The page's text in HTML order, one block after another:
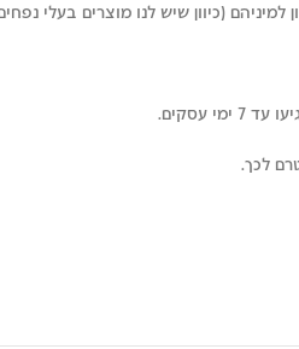
(כיוון שיש לנו מוצרים בעלי
עסקים.
לכך.